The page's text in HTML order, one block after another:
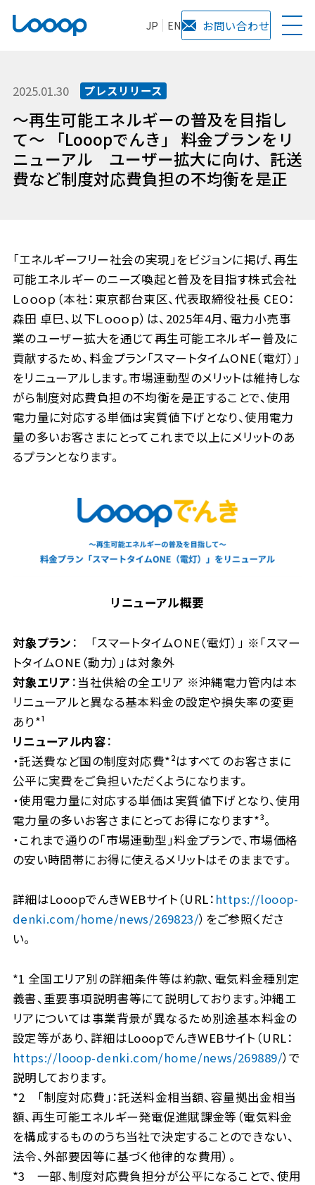
JP EN お問い合わせ
2025.01.30 プレスリリース
～再生可能エネルギーの普及を目指し
て～ 「Looopでんき」 料金プランをリ
ニューアル ユーザー拡大に向け、託送
費など制度対応費負担の不均衡を是正
「エネルギーフリー社会の実現」をビジョンに掲げ、再生
可能エネルギーのニーズ喚起と普及を目指す株式会社
Ｌｏｏｏｐ（本社：東京都台東区、代表取締役社長 CEO：
森田 卓巳、以下Ｌｏｏｏｐ）は、2025年4月、電力小売事
業のユーザー拡大を通じて再生可能エネルギー普及に
貢献するため、料金プラン「スマートタイムONE（電灯）」
をリニューアルします。市場連動型のメリットは維持しな
がら制度対応費負担の不均衡を是正することで、使用
電力量に対応する単価は実質値下げとなり、使用電力
量の多いお客さまにとってこれまで以上にメリットのあ
るプランとなります。
リニューアル概要
対象プラン ： 「スマートタイムONE（電灯）」 ※「スマー
トタイムONE（動力）」は対象外
対象エリア ：当社供給の全エリア ※沖縄電力管内は本
リニューアルと異なる基本料金の設定や損失率の変更
あり*¹
リニューアル内容：
・託送費など国の制度対応費*²はすべてのお客さまに
公平に実費をご負担いただくようになります。
・使用電力量に対応する単価は実質値下げとなり、使用
電力量の多いお客さまにとってお得になります*³。
・これまで通りの「市場連動型」料金プランで、市場価格
の安い時間帯にお得に使えるメリットはそのままです。
詳細はLooopでんきWEBサイト（URL： https://looop-
denki.com/home/news/269823/）をご参照くださ
い。
*1 全国エリア別の詳細条件等は約款、電気料金種別定
義書、重要事項説明書等にて説明しております。沖縄エ
リアについては事業背景が異なるため別途基本料金の
設定等があり、詳細はLooopでんきWEBサイト（URL：
https://looop-denki.com/home/news/269889/）で
説明しております。
*2 「制度対応費」：託送料金相当額、容量拠出金相当
額、再生可能エネルギー発電促進賦課金等（電気料金
を構成するもののうち当社で決定することのできない、
法令、外部要因等に基づく他律的な費用）。
*3 一部、制度対応費負担分が公平になることで、使用